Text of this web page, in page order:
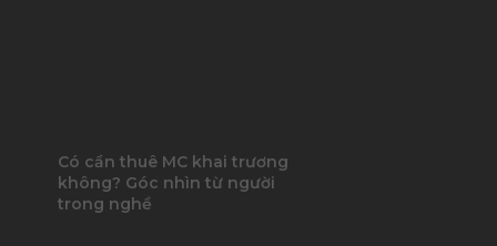
Có cần thuê MC khai trương
không? Góc nhìn từ người
trong nghề